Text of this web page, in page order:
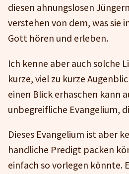
diesen ahnungslosen
verstehen von dem, was sie
Gott hören und erleben.
Ich kenne aber auch solche
kurze, viel zu kurze
einen Blick erhaschen kann
unbegreifliche Evangelium,
Dieses Evangelium ist aber
handliche Predigt packen
einfach so vorlegen könnte.